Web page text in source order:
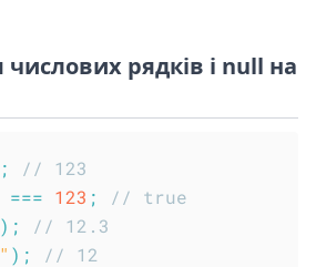
рядків і null на
;
// 123
=== 123 ;
// true
) ;
// 12.3
) ;
// 12